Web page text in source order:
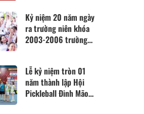
Kỷ niệm 20 năm ngày
ra trường niên khóa
2003-2006 trường
Lễ kỷ niệm tròn 01
năm thành lập Hội
Pickleball Đinh Mão